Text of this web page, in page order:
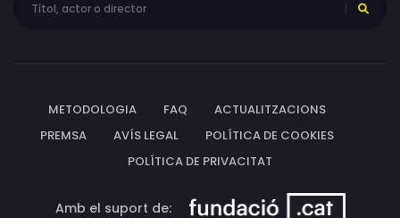
METODOLOGIA FAQ
ACTUALITZACIONS
PREMSA
AVÍS LEGAL
POLÍTICA DE COOKIES
POLÍTICA DE PRIVACITAT
Amb el suport de: